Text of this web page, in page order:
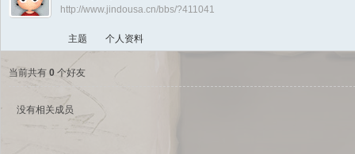
Di ›
http://www.jindousa.cn/bbs/?411041
主题 个人资料
当前共有 0 个好友
没有相关成员